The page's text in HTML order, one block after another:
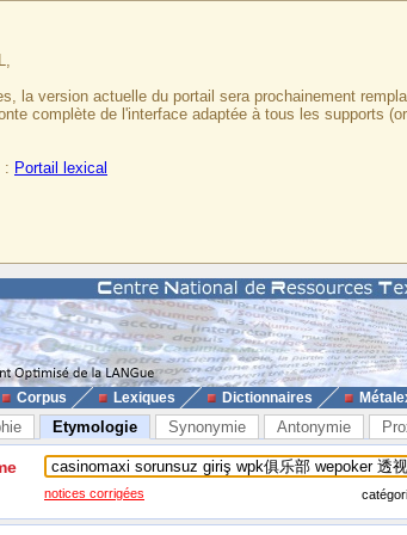
la version actuelle du portail sera prochainement
complète de l'interface adaptée à tous les supports
: Portail lexical
Corpus Lexiques Dictionnaires
Etymologie Synonymie Antonymie
notices corrigées